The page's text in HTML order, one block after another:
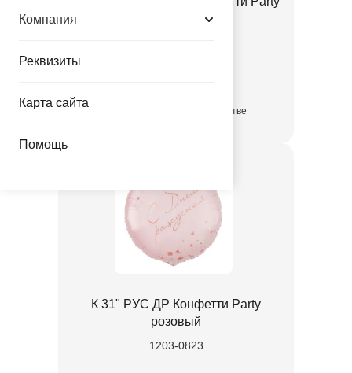
Компания
Реквизиты
Карта сайта
Помощь
в достаточном количестве
К 31" РУС ДР Конфетти Party
розовый
1203-0823